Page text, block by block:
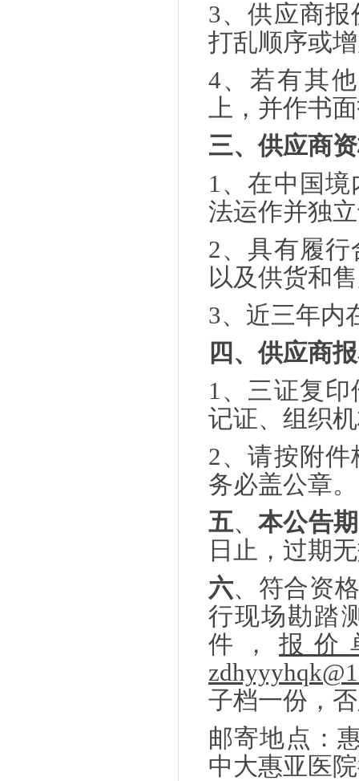
3、供应商
打乱顺序或
4、若有其
上，并作书
三、供应商
1、在中国
法运作并独
2、具有履
以及供货和
3、近三年内
四、供应商
1、三证复
记证、组织
2、请按附
务必盖公章。
五、本公告
日止，过期
六、符合资
行现场勘踏
件，报价
子档一份，
邮寄地点：
中大惠亚医